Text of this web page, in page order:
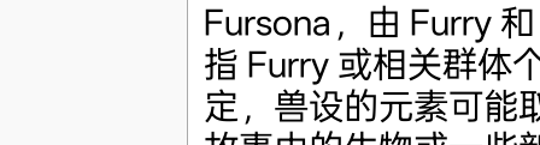
Fursona，由 Furry
指 Furry 或相关群体
定，兽设的元素可能